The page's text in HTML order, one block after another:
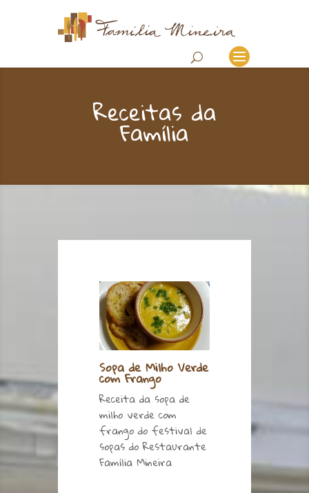
Receitas da
Família
Sopa de Milho Verde
com Frango
Receita da sopa de
milho verde com
frango do festival de
sopas do Restaurante
Família Mineira